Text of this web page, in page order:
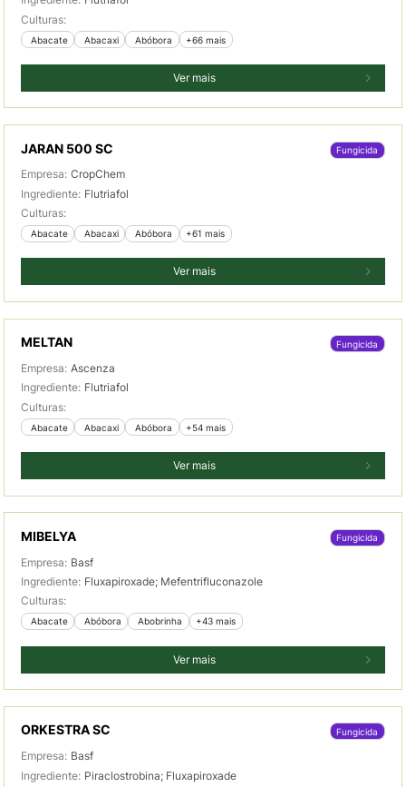
Culturas:
Abacate Abacaxi Abóbora +66 mais
Ver mais
JARAN 500 SC Fungicida
Empresa: CropChem
Ingrediente: Flutriafol
Culturas:
Abacate Abacaxi Abóbora +61 mais
Ver mais
MELTAN Fungicida
Empresa: Ascenza
Ingrediente: Flutriafol
Culturas:
Abacate Abacaxi Abóbora +54 mais
Ver mais
MIBELYA Fungicida
Empresa: Basf
Ingrediente: Fluxapiroxade; Mefentrifluconazole
Culturas:
Abacate Abóbora Abobrinha +43 mais
Ver mais
ORKESTRA SC Fungicida
Empresa: Basf
Ingrediente: Piraclostrobina; Fluxapiroxade